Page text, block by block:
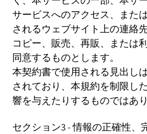
サービスへのアクセス、また
されるウェブサイト上の連絡
コピー、販売、再販、または
同意するものとします。
本契約書で使用される見出し
されており、本規約を制限し
響を与えたりするものではあり
セクション3 - 情報の正確性、